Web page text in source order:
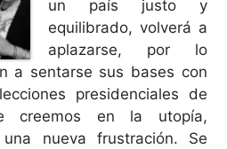
un país justo y
equilibrado, volverá a
aplazarse, por lo
a sentarse sus bases con
presidenciales de
creemos en la utopía,
nueva frustración. Se